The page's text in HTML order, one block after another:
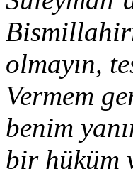
olmayın,
Vermem
benim
bir hüküm